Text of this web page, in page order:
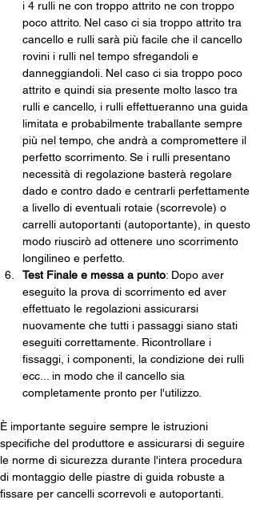
i 4 rulli ne con troppo attrito ne con troppo
poco attrito. Nel caso ci sia troppo attrito tra
cancello e rulli sarà più facile che il cancello
rovini i rulli nel tempo sfregandoli e
danneggiandoli. Nel caso ci sia troppo poco
attrito e quindi sia presente molto lasco tra
rulli e cancello, i rulli effettueranno una guida
limitata e probabilmente traballante sempre
più nel tempo, che andrà a compromettere il
perfetto scorrimento. Se i rulli presentano
necessità di regolazione basterà regolare
dado e contro dado e centrarli perfettamente
a livello di eventuali rotaie (scorrevole) o
carrelli autoportanti (autoportante), in questo
modo riuscirò ad ottenere uno scorrimento
longilineo e perfetto.
Test Finale e messa a punto: Dopo aver
eseguito la prova di scorrimento ed aver
effettuato le regolazioni assicurarsi
nuovamente che tutti i passaggi siano stati
eseguiti correttamente. Ricontrollare i
fissaggi, i componenti, la condizione dei rulli
ecc... in modo che il cancello sia
completamente pronto per l'utilizzo.
È importante seguire sempre le istruzioni
specifiche del produttore e assicurarsi di seguire
le norme di sicurezza durante l'intera procedura
di montaggio delle piastre di guida robuste a
fissare per cancelli scorrevoli e autoportanti.